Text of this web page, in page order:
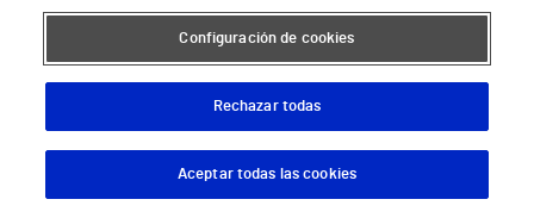
Pide cita médica
Área privada
Empresas
Descargar App
Configuración de cookies
Rechazar todas
Aceptar todas las cookies